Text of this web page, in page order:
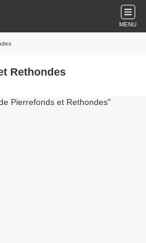
MENU
Rethondes